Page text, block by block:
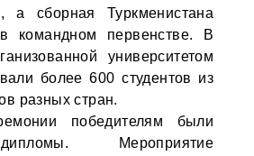
а сборная Туркменистана
командном первенстве. В
университетом
более 600 студентов из
разных стран.
победителям были
Мероприятие